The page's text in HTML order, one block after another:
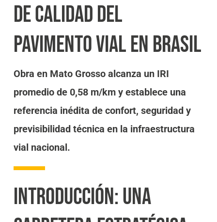
DE CALIDAD DEL
PAVIMENTO VIAL EN BRASIL
Obra en Mato Grosso alcanza un IRI
promedio de 0,58 m/km y establece una
referencia inédita de confort, seguridad y
previsibilidad técnica en la infraestructura
vial nacional.
INTRODUCCIÓN: UNA